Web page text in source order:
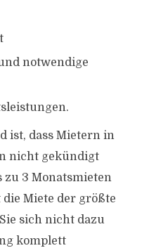
notwendige
ist, dass Mietern in
nicht gekündigt
zu 3 Monatsmieten
Miete der größte
sich nicht dazu
komplett